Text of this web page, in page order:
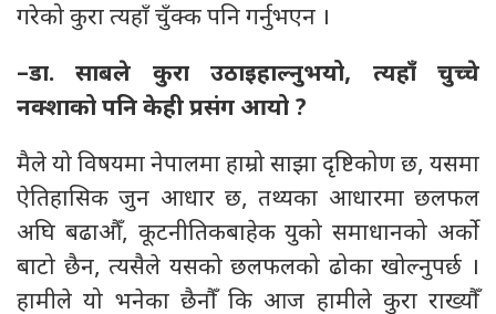
गरेको कुरा त्यहाँ चुँक्क पनि गर्नुभएन ।
–डा. साबले कुरा उठाइहाल्नुभयो, त्यहाँ चुच्चे
नक्शाको पनि केही प्रसंग आयो ?
मैले यो विषयमा नेपालमा हाम्रो साझा दृष्टिकोण छ, यसमा
ऐतिहासिक जुन आधार छ, तथ्यका आधारमा छलफल
अघि बढाऔँ, कूटनीतिकबाहेक युको समाधानको अर्को
बाटो छैन, त्यसैले यसको छलफलको ढोका खोल्नुपर्छ ।
हामीले यो भनेका छैनौँ कि आज हामीले कुरा राख्यौँ